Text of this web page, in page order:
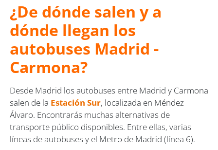
¿De dónde salen y a
dónde llegan los
autobuses Madrid -
Carmona?
Desde Madrid los autobuses entre Madrid y Carmona
salen de la Estación Sur, localizada en Méndez
Álvaro. Encontrarás muchas alternativas de
transporte público disponibles. Entre ellas, varias
líneas de autobuses y el Metro de Madrid (línea 6).